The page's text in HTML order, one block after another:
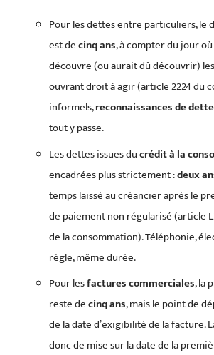
Pour les dettes entre particuliers, le
est decinq ans, à compter du jour
découvre (ou aurait dû découvrir)
ouvrant droit à agir (article 2224 du
informels,reconnaissances de dette
tout y passe.
Les dettes issues ducrédit à la
encadrées plus strictement :deux
temps laissé au créancier après le
de paiement non régularisé (article
de la consommation). Téléphonie,
règle, même durée.
Pour lesfactures commerciales, la
reste decinq ans, mais le point de
de la date d’exigibilité de la facture.
donc de mise sur la date de la